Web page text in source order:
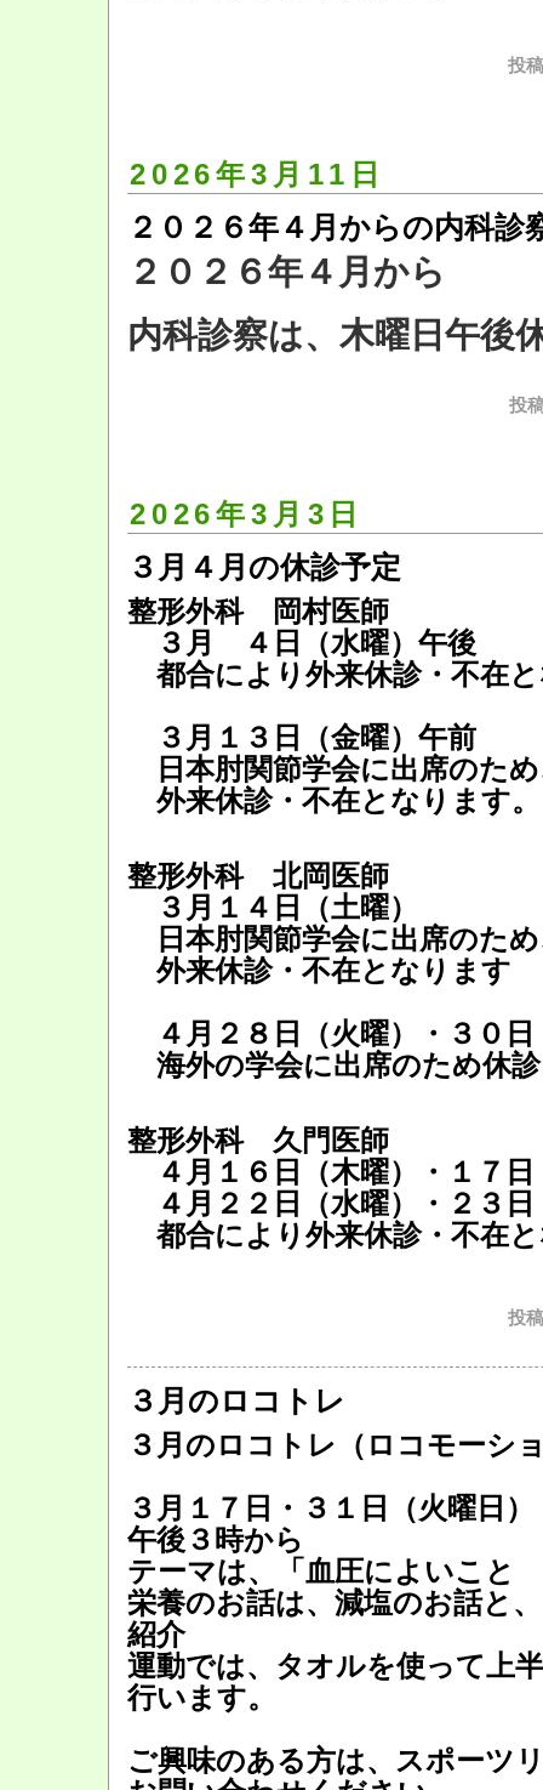
投
2026年3月11日
２０２６年４月からの内科診
２０２６年４月から
内科診察は、木曜日午後
投
2026年3月3日
３月４月の休診予定
整形外科 岡村医師
３月 ４日（水曜）午後
都合により外来休診・不在
３月１３日（金曜）午前
日本肘関節学会に出席のた
外来休診・不在となります。
整形外科 北岡医師
３月１４日（土曜）
日本肘関節学会に出席のた
外来休診・不在となります
４月２８日（火曜）・３０日
海外の学会に出席のため休
整形外科 久門医師
４月１６日（木曜）・１７日
４月２２日（水曜）・２３日
都合により外来休診・不在
投
３月のロコトレ
３月のロコトレ（ロコモーシ
３月１７日・３１日（火曜日）
午後３時から
テーマは、「血圧によいこと
栄養のお話は、減塩のお話と
紹介
運動では、タオルを使って上
行います。
ご興味のある方は、スポーツ